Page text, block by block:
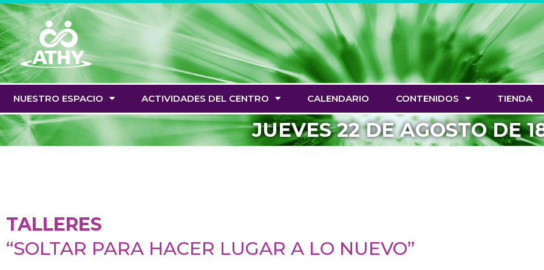
Saltar
al
contenido
NUESTRO ESPACIO ACTIVIDADES DEL CENTRO CALENDARIO CONTENIDOS TIENDA
JUEVES 22 DE AGOSTO DE
TALLERES
“SOLTAR PARA HACER LUGAR A LO NUEVO”